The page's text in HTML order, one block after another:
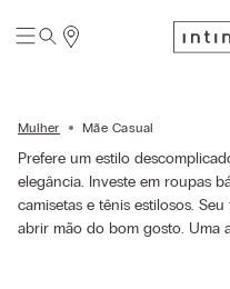
Mulher Mãe Casual
Prefere um estilo
elegância. Investe em roupas
camisetas e tênis estilosos.
abrir mão do bom gosto. Uma